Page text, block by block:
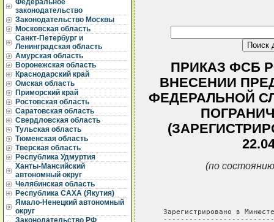
Федеральное
законодательство
Законодательство Москвы
Московская область
Санкт-Петербург и
Ленинградская область
Амурская область
Воронежская область
Краснодарский край
Омская область
Приморский край
Ростовская область
Саратовская область
Свердловская область
Тульская область
Тюменская область
Тверская область
Республика Удмуртия
Ханты-Мансийский
автономный округ
Челябинская область
Республика САХА (Якутия)
Ямало-Ненецкий автономный
округ
Законодательство РФ
ПРИКАЗ ФСБ
ВНЕСЕНИИ
ФЕДЕРАЛЬНОЙ
(по